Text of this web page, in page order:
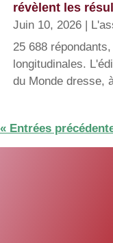
révèlent les
Juin 10, 2026 |
25 688
longitudinales.
du Monde dresse,
« Entrées